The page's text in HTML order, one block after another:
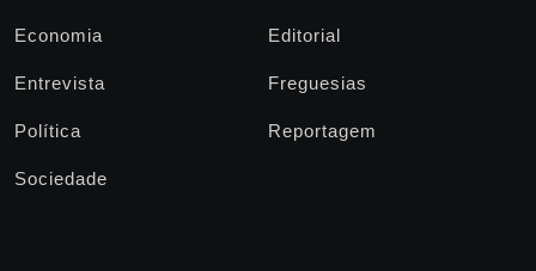
Economia Editorial
Entrevista Freguesias
Política Reportagem
Sociedade